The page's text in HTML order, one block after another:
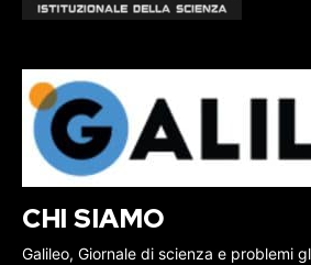
CHI SIAMO
Galileo, Giornale di scienza e problemi